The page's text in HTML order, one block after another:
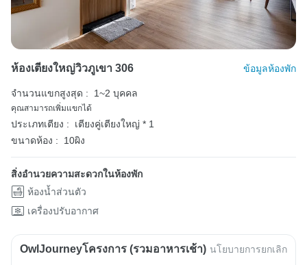
ห้องเตียงใหญ่วิวภูเขา 306 ข้อมูลห้องพัก
จำนวนแขกสูงสุด : 1~2 บุคคล
คุณสามารถเพิ่มแขกได้
ประเภทเตียง :
เตียงคู่เตียงใหญ่ * 1
ขนาดห้อง :
10ผิง
สิ่งอำนวยความสะดวกในห้องพัก
ห้องน้ำส่วนตัว
เครื่องปรับอากาศ
OwlJourneyโครงการ (รวมอาหารเช้า) นโยบายการยกเลิก